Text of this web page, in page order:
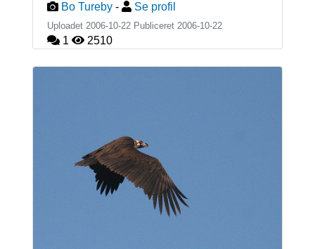
Bo Tureby - Se profil
Uploadet 2006-10-22 Publiceret 2006-10-22
1 2510